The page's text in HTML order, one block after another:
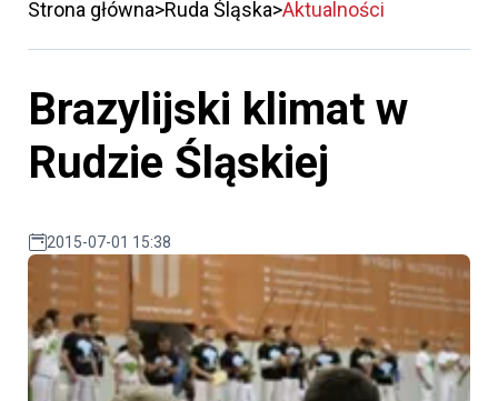
Strona główna Ruda Śląska Aktualności
Brazylijski klimat w
Rudzie Śląskiej
2015-07-01 15:38